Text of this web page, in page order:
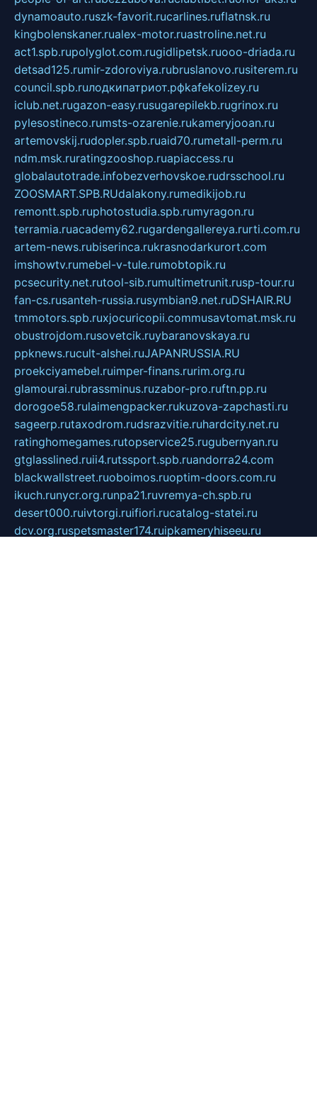
dynamoauto.ruszk-favorit.rucarlines.ruflatnsk.ru
kingbolenskaner.rualex-motor.ruastroline.net.ru
act1.spb.rupolyglot.com.rugidlipetsk.ruooo-driada.ru
detsad125.rumir-zdoroviya.rubruslanovo.rusiterem.ru
council.spb.ruлодкипатриот.рфkafekolizey.ru
iclub.net.rugazon-easy.rusugarepilekb.rugrinox.ru
pylesostineco.rumsts-ozarenie.rukameryjooan.ru
artemovskij.rudopler.spb.ruaid70.rumetall-perm.ru
ndm.msk.ruratingzooshop.ruapiaccess.ru
globalautotrade.infobezverhovskoe.rudrsschool.ru
ZOOSMART.SPB.RUdalakony.rumedikijob.ru
remontt.spb.ruphotostudia.spb.rumyragon.ru
terramia.ruacademy62.rugardengallereya.rurti.com.ru
artem-news.rubiserinca.rukrasnodarkurort.com
imshowtv.rumebel-v-tule.rumobtopik.ru
pcsecurity.net.rutool-sib.rumultimetrunit.rusp-tour.ru
fan-cs.rusanteh-russia.rusymbian9.net.ruDSHAIR.RU
tmmotors.spb.ruxjocuricopii.commusavtomat.msk.ru
obustrojdom.rusovetcik.ruybaranovskaya.ru
ppknews.rucult-alshei.ruJAPANRUSSIA.RU
proekciyamebel.ruimper-finans.rurim.org.ru
glamourai.rubrassminus.ruzabor-pro.ruftn.pp.ru
dorogoe58.rulaimengpacker.rukuzova-zapchasti.ru
sageerp.rutaxodrom.rudsrazvitie.ruhardcity.net.ru
ratinghomegames.rutopservice25.rugubernyan.ru
gtglasslined.ruii4.rutssport.spb.ruandorra24.com
blackwallstreet.ruoboimos.ruoptim-doors.com.ru
ikuch.runycr.org.runpa21.ruvremya-ch.spb.ru
desert000.ruivtorgi.ruifiori.rucatalog-statei.ru
dcv.org.ruspetsmaster174.ruipkameryhiseeu.ru